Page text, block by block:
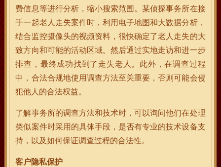
费信息等进行分析，缩小搜索范围。某侦探事务所在接
手一起老人走失案件时，利用电子地图和大数据分析，
结合监控摄像头的视频资料，很快确定了老人走失的大
致方向和可能的活动区域。然后通过实地走访和进一步
排查，最终成功找到了走失老人。此外，在调查过程
中，合法合规地使用调查方法至关重要，否则可能会侵
犯他人的合法权益。
了解事务所的调查方法和技术时，可以询问他们在处理
类似案件时采用的具体手段，是否有专业的技术设备支
持，以及如何保证调查过程的合法性。
客户隐私保护